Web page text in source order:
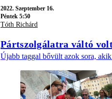
2022. Szeptember 16.
Péntek 5:50
Tóth Richárd
Pártszolgálatra váltó
Újabb taggal bővült azok sora,